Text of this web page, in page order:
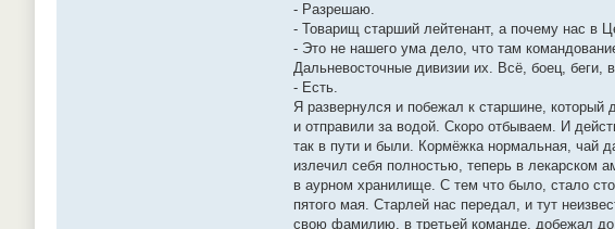
- Разрешаю.
- Товарищ старший лейтенант, а почему нас в
- Это не нашего ума дело, что там
Дальневосточные дивизии их. Всё, боец, беги,
- Есть.
Я развернулся и побежал к старшине, который
и отправили за водой. Скоро отбываем. И
так в пути и были. Кормёжка нормальная, чай
излечил себя полностью, теперь в лекарском
в аурном хранилище. С тем что было, стало
пятого мая. Старлей нас передал, и тут
свою фамилию, в третьей команде, добежал до